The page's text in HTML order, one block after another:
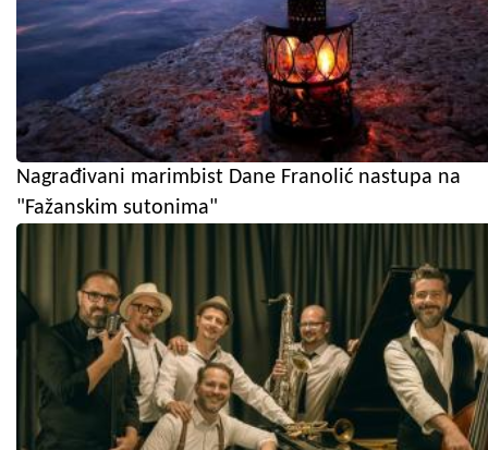
Nagrađivani marimbist Dane Franolić nastupa na
"Fažanskim sutonima"